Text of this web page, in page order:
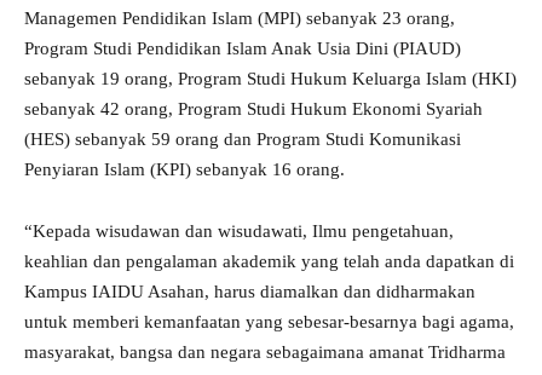
Managemen Pendidikan Islam (MPI) sebanyak 23 orang,
Program Studi Pendidikan Islam Anak Usia Dini (PIAUD)
sebanyak 19 orang, Program Studi Hukum Keluarga Islam (HKI)
sebanyak 42 orang, Program Studi Hukum Ekonomi Syariah
(HES) sebanyak 59 orang dan Program Studi Komunikasi
Penyiaran Islam (KPI) sebanyak 16 orang.
“Kepada wisudawan dan wisudawati, Ilmu pengetahuan,
keahlian dan pengalaman akademik yang telah anda dapatkan di
Kampus IAIDU Asahan, harus diamalkan dan didharmakan
untuk memberi kemanfaatan yang sebesar-besarnya bagi agama,
masyarakat, bangsa dan negara sebagaimana amanat Tridharma